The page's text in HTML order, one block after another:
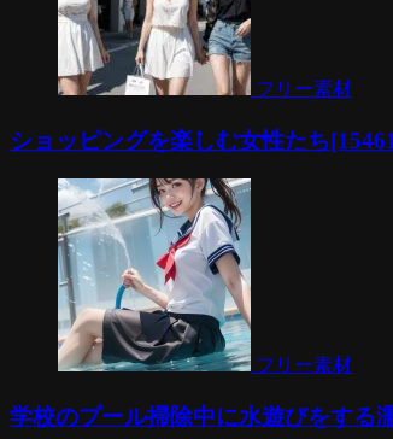
フリー素材
ショッピングを楽しむ女性たち
フリー素材
学校のプール掃除中に水遊びをする